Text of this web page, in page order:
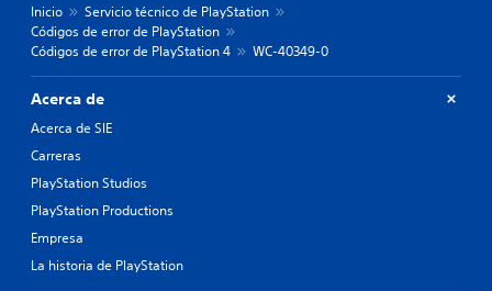
Inicio
Servicio técnico de PlayStation
Códigos de error de PlayStation
Códigos de error de PlayStation 4
WC-40349-0
Acerca de
Acerca de SIE
Carreras
PlayStation Studios
PlayStation Productions
Empresa
La historia de PlayStation